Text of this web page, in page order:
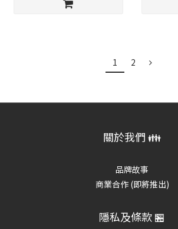
1 2
關於我們 👪
品牌故事
商業合作 (即將推出)
隱私及條款 🏪